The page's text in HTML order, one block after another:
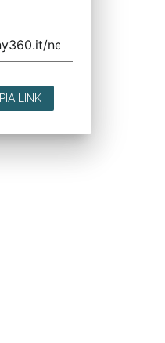
LINK